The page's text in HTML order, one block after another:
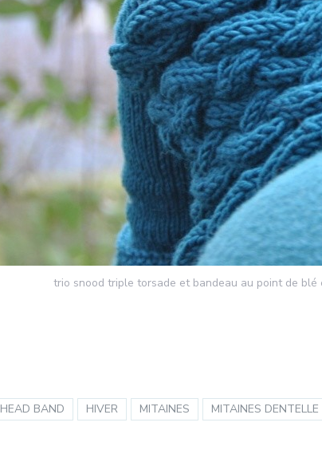
trio snood triple torsade et bandeau au point de blé
HEAD BAND HIVER MITAINES MITAINES DENTELLE